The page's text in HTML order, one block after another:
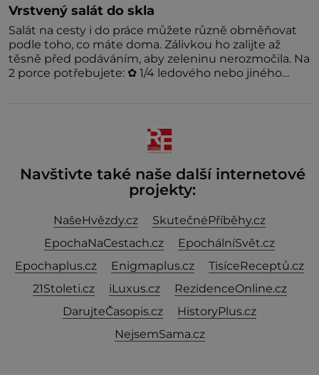
Vrstvený salát do skla
Salát na cesty i do práce můžete různě obměňovat
podle toho, co máte doma. Zálivkou ho zalijte až
těsně před podáváním, aby zeleninu nerozmočila. Na
2 porce potřebujete: ✿ 1/4 ledového nebo jiného
Navštivte také naše další internetové
projekty:
NašeHvězdy.cz
SkutečnéPříběhy.cz
EpochaNaCestach.cz
EpochálníSvět.cz
Epochaplus.cz
Enigmaplus.cz
TisíceReceptů.cz
21Stoleti.cz
iLuxus.cz
RezidenceOnline.cz
DarujteČasopis.cz
HistoryPlus.cz
NejsemSama.cz